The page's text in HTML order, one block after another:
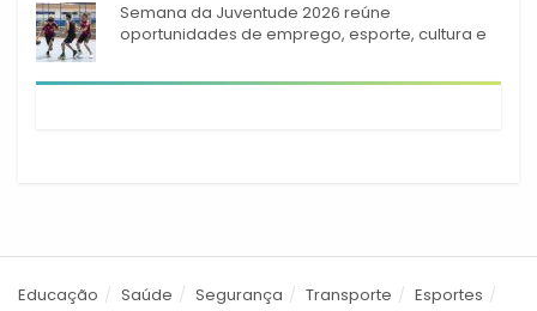
Semana da Juventude 2026 reúne
oportunidades de emprego, esporte, cultura e
Educação Saúde Segurança Transporte
Esportes